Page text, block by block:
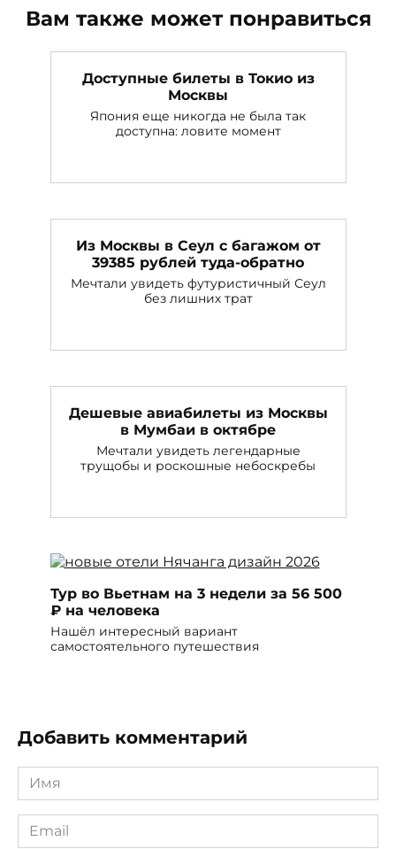
Вам также может понравиться
Доступные билеты в Токио из
Москвы
Япония еще никогда не была так
доступна: ловите момент
Из Москвы в Сеул с багажом от
39385 рублей туда-обратно
Мечтали увидеть футуристичный Сеул
без лишних трат
Дешевые авиабилеты из Москвы
в Мумбаи в октябре
Мечтали увидеть легендарные
трущобы и роскошные небоскребы
Тур во Вьетнам на 3 недели за 56 500
₽ на человека
Нашёл интересный вариант
самостоятельного путешествия
Добавить комментарий
Имя
Email